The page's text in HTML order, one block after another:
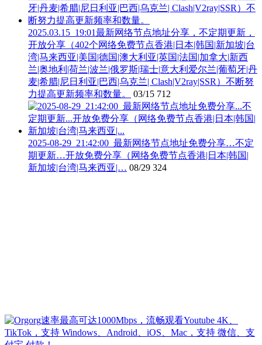
2025.03.15_19:01最新网络节点地址分享，不定期更新，
开放分享（402个网络免费节点香港|日本|韩国|新加坡|台
湾|马来西亚|美国|德国|澳大利亚|英国|法国|加拿大|新西
兰|奥地利|荷兰|波兰|俄罗斯|瑞士|意大利爱尔兰|葡萄牙|丹
麦|希腊|尼日利亚|巴西|乌克兰| Clash|V2ray|SSR）不断努
力提高更新频率和数量。
03/15 712
2025-08-29_21:42:00_最新网络节点地址免费分享…不定
期更新…开放免费分享（网络免费节点香港|日本|韩国|
新加坡|台湾|马来西亚|… 08/29 324